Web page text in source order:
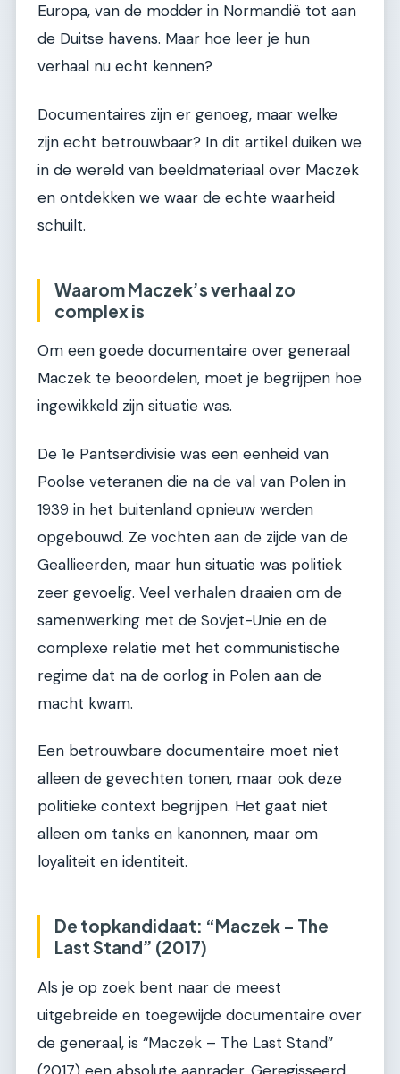
Europa, van de modder in Normandië tot aan
de Duitse havens. Maar hoe leer je hun
verhaal nu echt kennen?
Documentaires zijn er genoeg, maar welke
zijn echt betrouwbaar? In dit artikel duiken we
in de wereld van beeldmateriaal over Maczek
en ontdekken we waar de echte waarheid
schuilt.
Waarom Maczek’s verhaal zo
complex is
Om een goede documentaire over generaal
Maczek te beoordelen, moet je begrijpen hoe
ingewikkeld zijn situatie was.
De 1e Pantserdivisie was een eenheid van
Poolse veteranen die na de val van Polen in
1939 in het buitenland opnieuw werden
opgebouwd. Ze vochten aan de zijde van de
Geallieerden, maar hun situatie was politiek
zeer gevoelig. Veel verhalen draaien om de
samenwerking met de Sovjet-Unie en de
complexe relatie met het communistische
regime dat na de oorlog in Polen aan de
macht kwam.
Een betrouwbare documentaire moet niet
alleen de gevechten tonen, maar ook deze
politieke context begrijpen. Het gaat niet
alleen om tanks en kanonnen, maar om
loyaliteit en identiteit.
De topkandidaat: “Maczek – The
Last Stand” (2017)
Als je op zoek bent naar de meest
uitgebreide en toegewijde documentaire over
de generaal, is “Maczek – The Last Stand”
(2017) een absolute aanrader. Geregisseerd